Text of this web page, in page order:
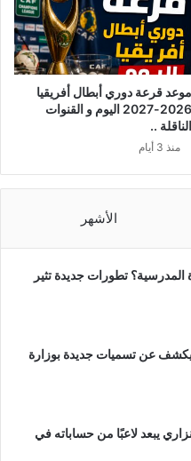
موعد قرعة دوري أبطال أفريقيا
2026-2027 اليوم و القنوات
الناقلة ..
منذ 3 أيام
الأشهر
المدرسية؟ تطورات جديدة تثير
يكشف عن تسميات جديدة بوزارة
يبعد لاعبًا من حساباته في